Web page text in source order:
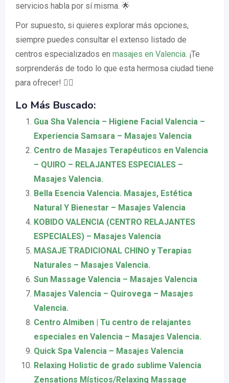
servicios habla por sí misma. 🌟
Por supuesto, si quieres explorar más opciones,
siempre puedes consultar el extenso listado de
centros especializados en masajes en Valencia. ¡Te
sorprenderás de todo lo que esta hermosa ciudad tiene
para ofrecer! 🧘‍♂️
Lo Más Buscado:
Gua Sha Valencia – Higiene Facial Valencia –
Experiencia Samsara – Masajes Valencia
Centro de Masajes Terapéuticos en Valencia
– QUIRO – RELAJANTES ESPECIALES –
Masajes Valencia.
Bella Esencia Valencia. Masajes, Estética
Natural Y Bienestar – Masajes Valencia
KOBIDO VALENCIA (CENTRO RELAJANTES
ESPECIALES) – Masajes Valencia
MASAJE TRADICIONAL CHINO y Terapias
Naturales – Masajes Valencia.
Sun Massage Valencia – Masajes Valencia
Masajes Valencia – Quirovega – Masajes
Valencia.
Centro Almiben | Tu centro de relajantes
especiales en Valencia – Masajes Valencia.
Quick Spa Valencia – Masajes Valencia
Relaxing Holistic de grado sublime Valencia
Zensations Místicos/Relaxing Massage